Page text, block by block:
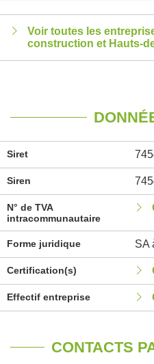
Voir toutes les
construction et Hauts-
Siret
Siren
N° de TVA
intracommunautaire
Forme juridique SA
Certification(s)
Effectif entreprise
CONTACTS